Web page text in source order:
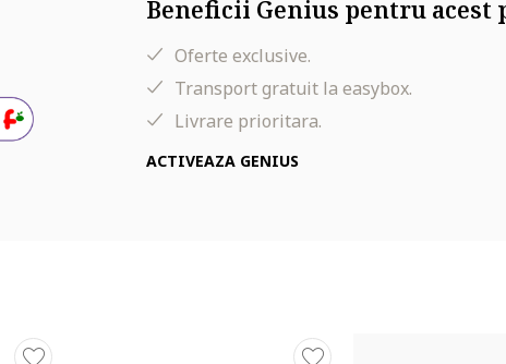
Beneficii Genius pentru acest
Oferte exclusive.
Transport gratuit la easybox.
Livrare prioritara.
ACTIVEAZA GENIUS